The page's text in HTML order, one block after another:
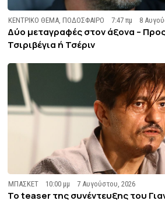
ΚΕΝΤΡΙΚΟ ΘΕΜΑ ,ΠΟΔΟΣΦΑΙΡΟ 7:47 πμ 8
Δύο μεταγραφές στον άξονα –
Τσιριβέγια ή Τσέριν
ΜΠΑΣΚΕΤ 10:00 μμ 7 Αυγούστου, 2026
To teaser της συνέντευξης του